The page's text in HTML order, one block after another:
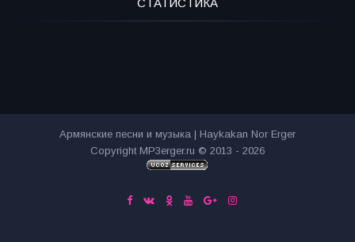
СТАТИСТИКА
Армянские песни и музыка | Haykakan Nor Erger
Copyright MP3erger.ru © 2013 - 2026